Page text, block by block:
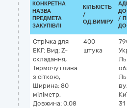
КОНКРЕТНА
НАЗВА
ПРЕДМЕТА
ЗАКУПІВЛІ
КІЛЬКІСТЬ
/
ОД.ВИМІРУ
/
Стрічка для
ЕКГ: Вид: Z-
складання,
Термочутлива
з сіткою,
Ширина: 80
міліметр,
Довжина: 0.08
400
штука
31